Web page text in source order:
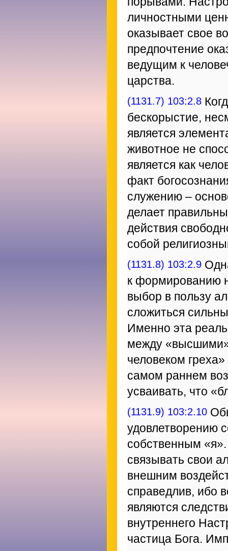
личностными
оказывает свое
предпочтение
ведущим к
царства.
(1131.7) 103:2.8
бескорыстие,
является
животное не
является как
факт
служению –
делает
действия
собой
(1131.8) 103:2.9
к формированию
выбор в пользу
сложиться
Именно эта
между
человеком
самом раннем
усваивать, что
(1131.9) 103:2.10
удовлетворению
собственным
связывать свои
внешним
справедлив, ибо
являются
внутреннего
частица Бога.